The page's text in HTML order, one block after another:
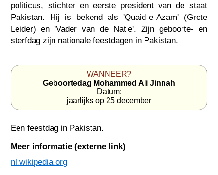
politicus, stichter en eerste president van de staat
Pakistan. Hij is bekend als 'Quaid-e-Azam' (Grote
Leider) en 'Vader van de Natie'. Zijn geboorte- en
sterfdag zijn nationale feestdagen in Pakistan.
WANNEER?
Geboortedag Mohammed Ali Jinnah
Datum:
jaarlijks op 25 december
Een feestdag in Pakistan.
Meer informatie (externe link)
nl.wikipedia.org